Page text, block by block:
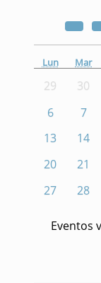
Lun Mar
29 30
6
7
13
14
20
21
27
28
Eventos